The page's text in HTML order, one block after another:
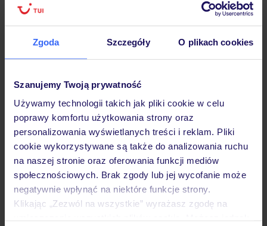
Zgoda Szczegóły O plikach cookies
Szanujemy Twoją prywatność
Używamy technologii takich jak pliki cookie w celu
poprawy komfortu użytkowania strony oraz
personalizowania wyświetlanych treści i reklam. Pliki
cookie wykorzystywane są także do analizowania ruchu
na naszej stronie oraz oferowania funkcji mediów
społecznościowych. Brak zgody lub jej wycofanie może
negatywnie wpłynąć na niektóre funkcje strony.
Klikając „Zezwól na wszystkie” wyrażasz zgodę na
Hotel
Pokoje
Wyżywienie